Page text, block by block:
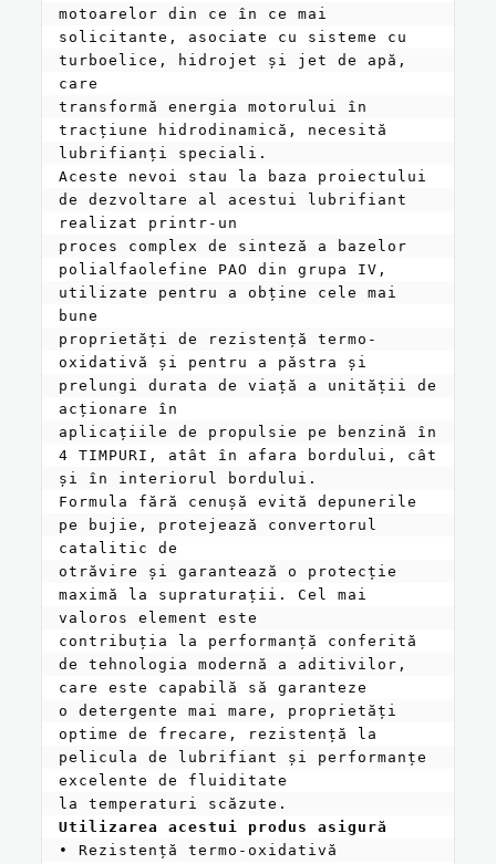
motoarelor din ce în ce mai
solicitante, asociate cu sisteme cu
turboelice, hidrojet și jet de apă,
care
transformă energia motorului în
tracțiune hidrodinamică, necesită
lubrifianți speciali.
Aceste nevoi stau la baza proiectului
de dezvoltare al acestui lubrifiant
realizat printr-un
proces complex de sinteză a bazelor
polialfaolefine PAO din grupa IV,
utilizate pentru a obține cele mai
bune
proprietăți de rezistență termo-
oxidativă și pentru a păstra și
prelungi durata de viață a unității de
acționare în
aplicațiile de propulsie pe benzină în
4 TIMPURI, atât în ​​afara bordului, cât
și în interiorul bordului.
Formula fără cenușă evită depunerile
pe bujie, protejează convertorul
catalitic de
otrăvire și garantează o protecție
maximă la supraturații. Cel mai
valoros element este
contribuția la performanță conferită
de tehnologia modernă a aditivilor,
care este capabilă să garanteze
o detergente mai mare, proprietăți
optime de frecare, rezistență la
pelicula de lubrifiant și performanțe
excelente de fluiditate
Utilizarea acestui produs asigură
• Rezistență termo-oxidativă